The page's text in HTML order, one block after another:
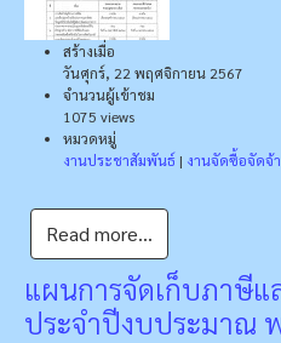
สร้างเมื่อ
วันศุกร์, 22 พฤศจิกายน 2567
จำนวนผู้เข้าชม
1075 views
หมวดหมู่
งานประชาสัมพันธ์ | งานจัดซื้อจัดจ้
Read more...
แผนการจัดเก็บภาษี
ประจำปีงบประมาณ